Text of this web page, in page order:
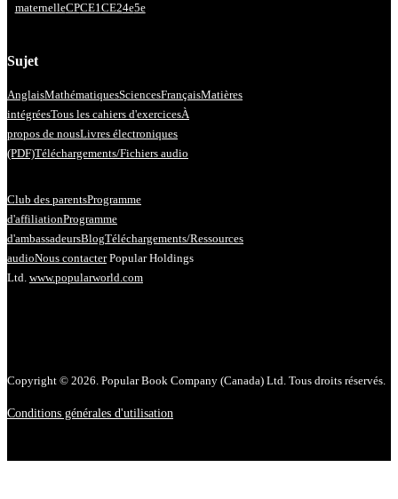
maternelleCPCE1CE24e5e
Sujet
AnglaisMathématiquesSciencesFrançaisMatières
intégréesTous les cahiers d'exercicesÀ
propos de nousLivres électroniques
(PDF)Téléchargements/Fichiers audio
Club des parentsProgramme
d'affiliationProgramme
d'ambassadeursBlogTéléchargements/Ressources
audioNous contacter Popular Holdings
Ltd. www.popularworld.com
Copyright © 2026. Popular Book Company (Canada) Ltd. Tous droits réservés.
Conditions générales d'utilisation